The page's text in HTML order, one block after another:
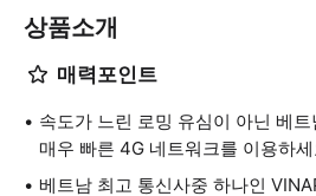
상품소개
매력포인트
속도가 느린 로밍 유심이 아닌 베
매우 빠른 4G 네트워크를 이용하
베트남 최고 통신사중 하나인